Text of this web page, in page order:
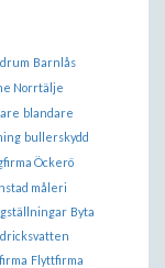
Barnlås
Norrtälje
blandare
bullerskydd
Öckerö
måleri
Byta
dricksvatten
Flyttfirma